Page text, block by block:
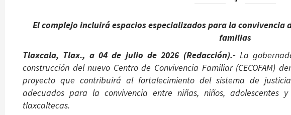
El complejo incluirá espacios especializados para la convivencia
familias
Tlaxcala, Tlax., a 04 de julio de 2026 (Redacción).- La
construcción del nuevo Centro de Convivencia Familiar (CECOFAM)
proyecto que contribuirá al fortalecimiento del sistema de
adecuados para la convivencia entre niñas, niños,
tlaxcaltecas.